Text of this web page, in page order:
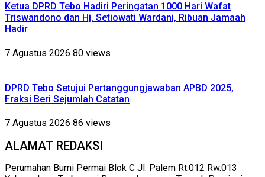
Ketua DPRD Tebo Hadiri Peringatan 1000 Hari Wafat
Triswandono dan Hj. Setiowati Wardani, Ribuan Jamaah
Hadir
7 Agustus 2026 80 views
DPRD Tebo Setujui Pertanggungjawaban APBD 2025,
Fraksi Beri Sejumlah Catatan
7 Agustus 2026 86 views
ALAMAT REDAKSI
Perumahan Bumi Permai Blok C Jl. Palem Rt.012 Rw.013